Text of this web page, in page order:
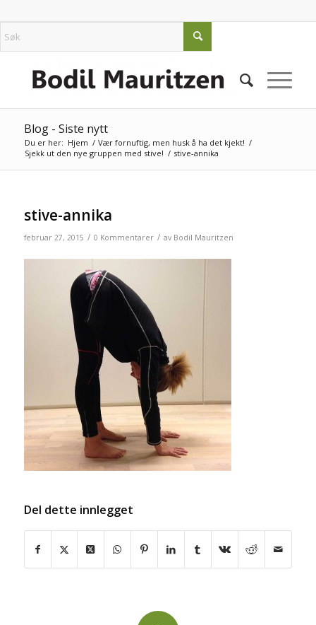
Blog - Siste nytt
Du er her: Hjem / Vær fornuftig, men husk å ha det kjekt! /
Sjekk ut den nye gruppen med stive! / stive-annika
stive-annika
februar 27, 2015 / 0 Kommentarer / av Bodil Mauritzen
Del dette innlegget